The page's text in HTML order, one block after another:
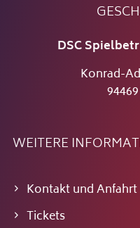
DSC
Konrad-
WEITERE
Kontakt und Anfahrt
Tickets